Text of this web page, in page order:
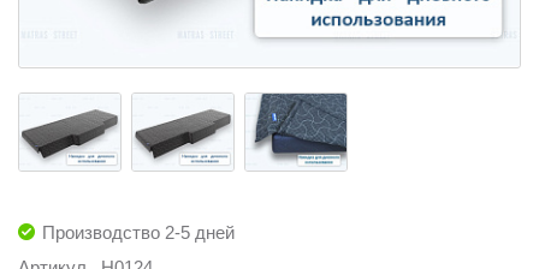
Производство 2-5 дней